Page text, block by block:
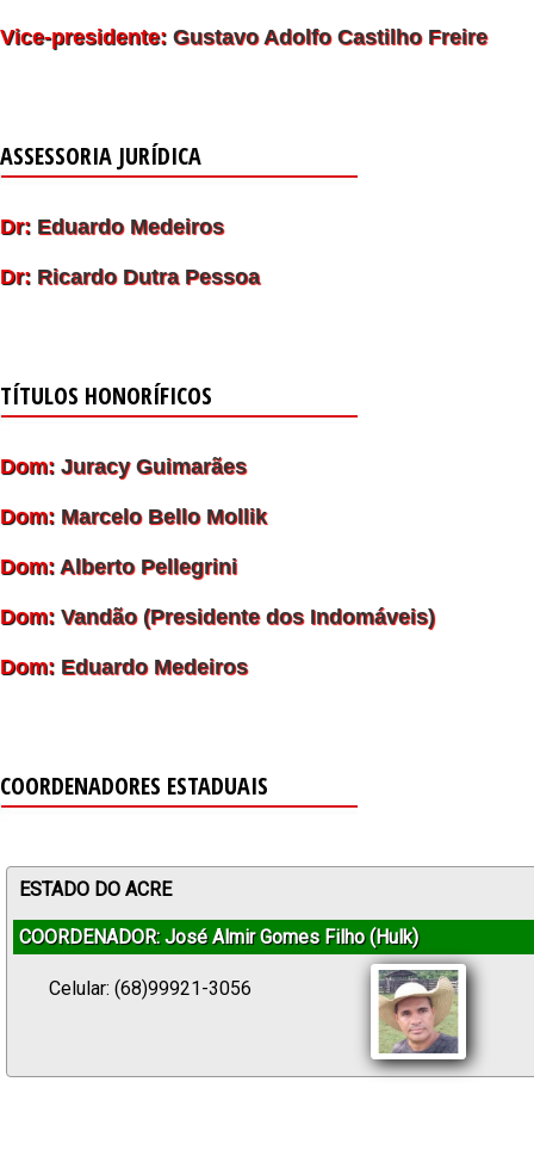
Vice-presidente: Gustavo Adolfo Castilho Freire
ASSESSORIA JURÍDICA
Dr: Eduardo Medeiros
Dr: Ricardo Dutra Pessoa
TÍTULOS HONORÍFICOS
Dom: Juracy Guimarães
Dom: Marcelo Bello Mollik
Dom: Alberto Pellegrini
Dom: Vandão (Presidente dos Indomáveis)
Dom: Eduardo Medeiros
COORDENADORES ESTADUAIS
ESTADO DO ACRE
COORDENADOR: José Almir Gomes Filho (Hulk)
Celular: (68)99921-3056